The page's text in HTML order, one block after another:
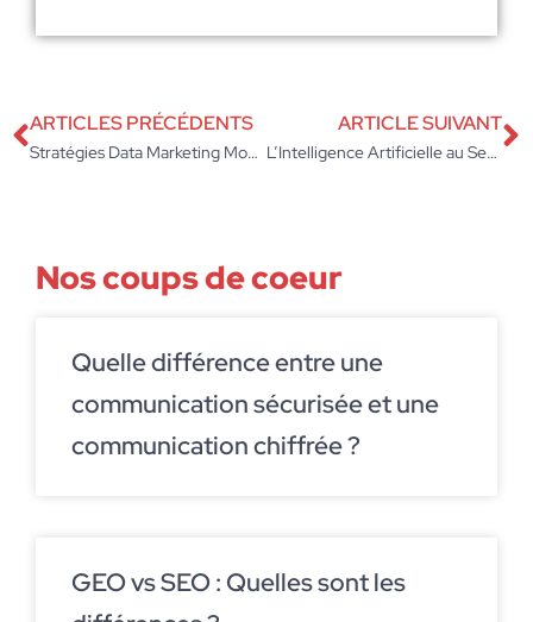
ARTICLES PRÉCÉDENTS
Stratégies Data Marketing Modernes pour Optimiser la Performance des Entreprises
ARTICLE SUIVANT
L’Intelligence Artificielle au Service du Marketing: Nouvelles Tendances pour les Entreprises
Nos coups de coeur
Quelle différence entre une
communication sécurisée et une
communication chiffrée ?
GEO vs SEO : Quelles sont les